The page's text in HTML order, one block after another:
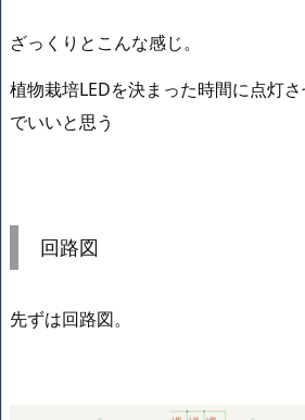
ざっくりとこんな感じ。
植物栽培LEDを決まった時間に点灯
でいいと思う
回路図
先ずは回路図。